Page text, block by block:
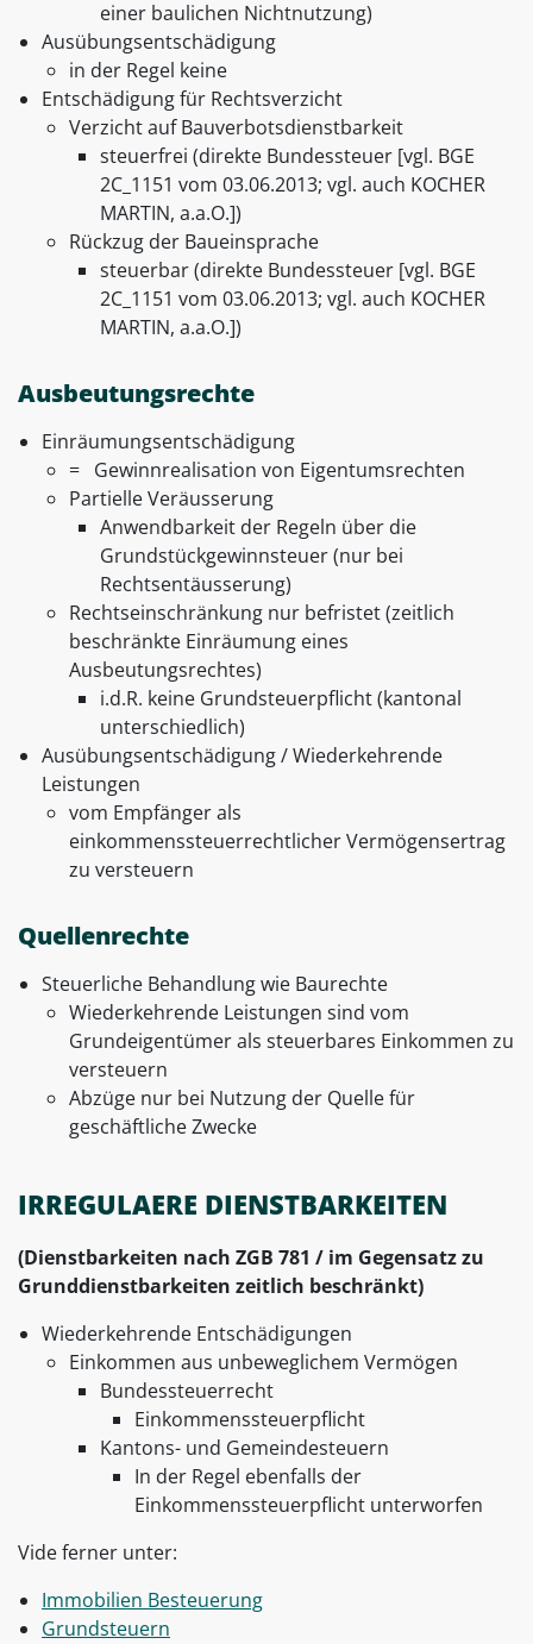
einer baulichen Nichtnutzung)
Ausübungsentschädigung
in der Regel keine
Entschädigung für Rechtsverzicht
Verzicht auf Bauverbotsdienstbarkeit
steuerfrei (direkte Bundessteuer [vgl. BGE
2C_1151 vom 03.06.2013; vgl. auch KOCHER
MARTIN, a.a.O.])
Rückzug der Baueinsprache
steuerbar (direkte Bundessteuer [vgl. BGE
2C_1151 vom 03.06.2013; vgl. auch KOCHER
MARTIN, a.a.O.])
Ausbeutungsrechte
Einräumungsentschädigung
= Gewinnrealisation von Eigentumsrechten
Partielle Veräusserung
Anwendbarkeit der Regeln über die
Grundstückgewinnsteuer (nur bei
Rechtsentäusserung)
Rechtseinschränkung nur befristet (zeitlich
beschränkte Einräumung eines
Ausbeutungsrechtes)
i.d.R. keine Grundsteuerpflicht (kantonal
unterschiedlich)
Ausübungsentschädigung / Wiederkehrende
Leistungen
vom Empfänger als
einkommenssteuerrechtlicher Vermögensertrag
zu versteuern
Quellenrechte
Steuerliche Behandlung wie Baurechte
Wiederkehrende Leistungen sind vom
Grundeigentümer als steuerbares Einkommen zu
versteuern
Abzüge nur bei Nutzung der Quelle für
geschäftliche Zwecke
IRREGULAERE DIENSTBARKEITEN
(Dienstbarkeiten nach ZGB 781 / im Gegensatz zu
Grunddienstbarkeiten zeitlich beschränkt)
Wiederkehrende Entschädigungen
Einkommen aus unbeweglichem Vermögen
Bundessteuerrecht
Einkommenssteuerpflicht
Kantons- und Gemeindesteuern
In der Regel ebenfalls der
Einkommenssteuerpflicht unterworfen
Vide ferner unter:
Immobilien Besteuerung
Grundsteuern